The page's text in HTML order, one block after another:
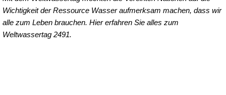
Wichtigkeit der Ressource Wasser aufmerksam machen, dass wir
alle zum Leben brauchen. Hier erfahren Sie alles zum
Weltwassertag 2491.